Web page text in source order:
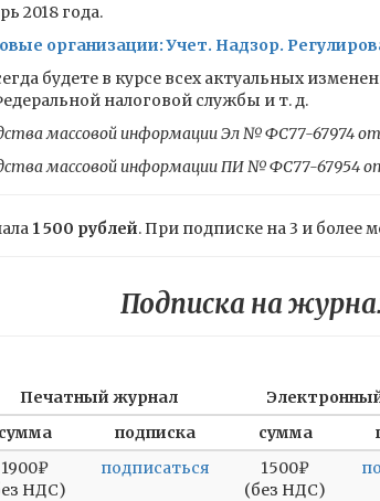
2018 года.
организации: Учет. Надзор.
будете в курсе всех актуальных
налоговой службы и т. д.
массовой информации Эл № ФС77-67974 от
массовой информации ПИ № ФС77-67954 от
1 500 рублей. При подписке на 3 и более
Подписка на
Печатный журнал
сумма
подписка сумма
1900₽
НДС)
подписаться
1500₽
(без НДС)